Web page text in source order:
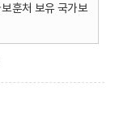
훈처 보유 국가보